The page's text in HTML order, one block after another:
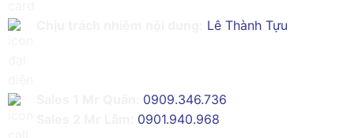
Lê Thành Tựu
0909.346.736
0901.940.968